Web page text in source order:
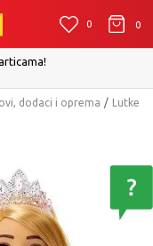
0 0
dodaci i oprema
Lutke